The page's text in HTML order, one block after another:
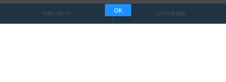
OK
お問い合わせ LINE友達追加